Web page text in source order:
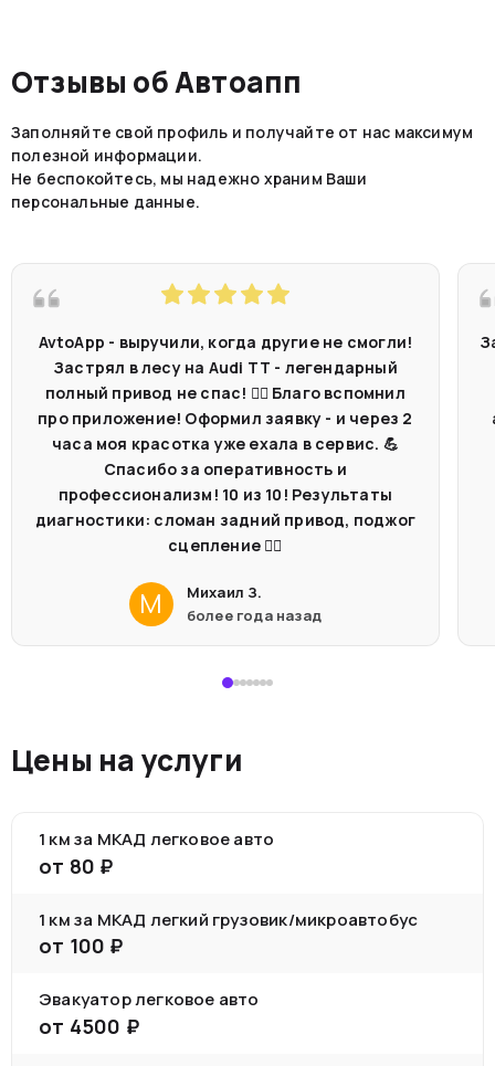
Отзывы об Автоапп
Заполняйте свой профиль и получайте от нас максимум
полезной информации.
Не беспокойтесь, мы надежно храним Ваши
персональные данные.
AvtoApp - выручили, когда другие не смогли!
Застрял в лесу на Audi TT - легендарный
полный привод не спас! 🤷‍♂️ Благо вспомнил
про приложение! Оформил заявку - и через 2
часа моя красотка уже ехала в сервис. 💪
Спасибо за оперативность и
профессионализм! 10 из 10! Результаты
диагностики: сломан задний привод, поджог
сцепление 🤦‍♂️
М
Михаил З.
более года назад
Цены на услуги
1 км за МКАД легковое авто
от 80 ₽
1 км за МКАД легкий грузовик/микроавтобус
от 100 ₽
Эвакуатор легковое авто
от 4500 ₽